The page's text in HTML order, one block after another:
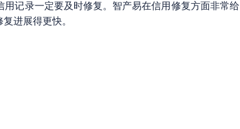
记录一定要及时修复。智产易在信用修复方面非常给
进展得更快。